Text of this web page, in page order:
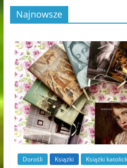
Najnowsze
Dorośli Książki Książki